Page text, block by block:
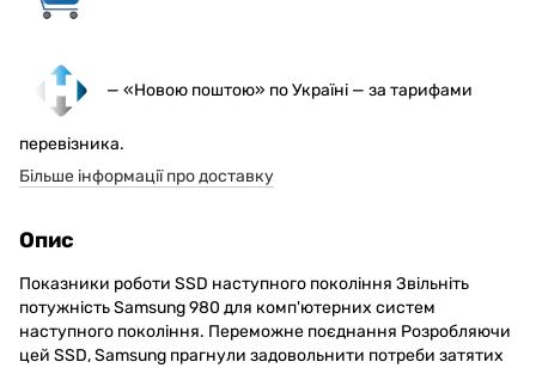
— «Новою поштою» по Україні — за тарифами
перевізника.
Більше інформації про доставку
Опис
Показники роботи SSD наступного покоління Звільніть
потужність Samsung 980 для комп'ютерних систем
наступного покоління. Переможне поєднання Розробляючи
цей SSD, Samsung прагнули задовольнити потреби затятих